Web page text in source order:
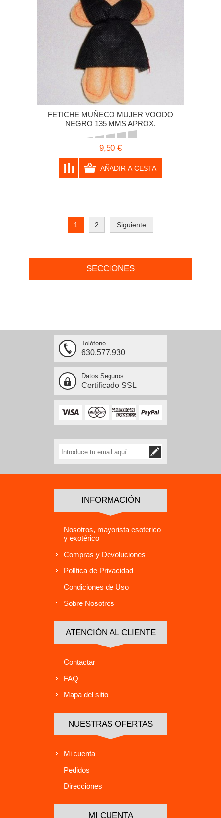
FETICHE MUÑECO MUJER VOODO
NEGRO 135 MMS APROX.
9,50 €
1 2 Siguiente
SECCIONES
Teléfono
630.577.930
Datos Seguros
Certificado SSL
INFORMACIÓN
Nosotros, mayorista esotérico
y exotérico
Compras y Devoluciones
Política de Privacidad
Condiciones de Uso
Sobre Nosotros
ATENCIÓN AL CLIENTE
Contactar
FAQ
Mapa del sitio
NUESTRAS OFERTAS
Mi cuenta
Pedidos
Direcciones
MI CUENTA